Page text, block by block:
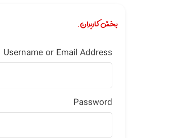
بخش کاربران.
Username or Email Address
Password